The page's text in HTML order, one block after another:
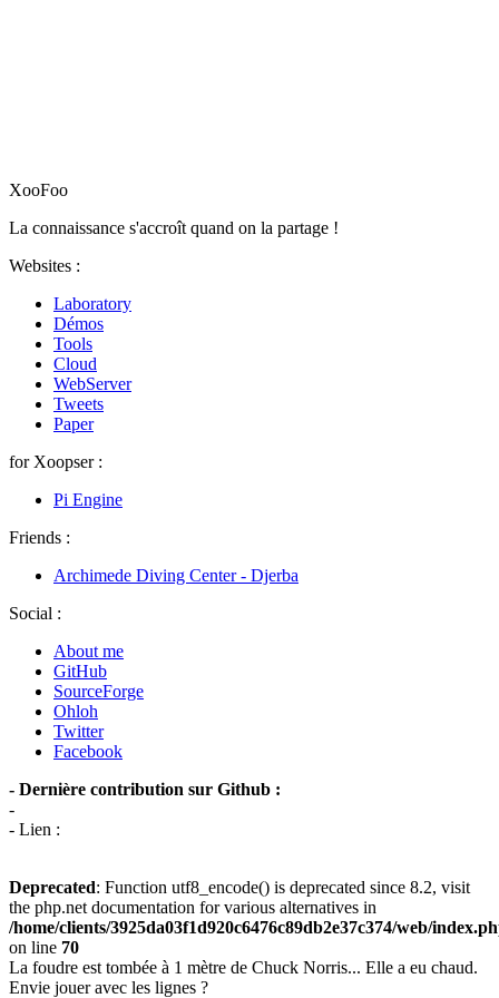
XooFoo
La connaissance s'accroît quand on la partage !
Websites :
Laboratory
Démos
Tools
Cloud
WebServer
Tweets
Paper
for Xoopser :
Pi Engine
Friends :
Archimede Diving Center - Djerba
Social :
About me
GitHub
SourceForge
Ohloh
Twitter
Facebook
- Dernière contribution sur Github :
-
- Lien :
Deprecated: Function utf8_encode() is deprecated since 8.2, visit
the php.net documentation for various alternatives in
/home/clients/3925da03f1d920c6476c89db2e37c374/web/
on line 70
La foudre est tombée à 1 mètre de Chuck Norris... Elle a eu chaud.
Envie jouer avec les lignes ?